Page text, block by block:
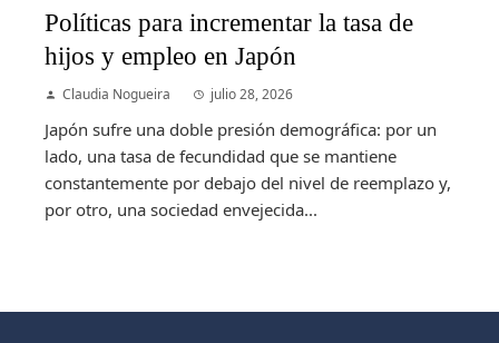
Políticas para incrementar la tasa de
hijos y empleo en Japón
Claudia Nogueira julio 28, 2026
Japón sufre una doble presión demográfica: por un
lado, una tasa de fecundidad que se mantiene
constantemente por debajo del nivel de reemplazo y,
por otro, una sociedad envejecida...